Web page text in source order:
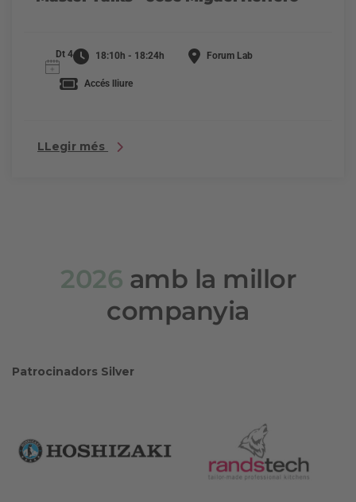
Dt 4 18:10h - 18:24h Forum Lab
Accés lliure
LLegir més
2026 amb la millor
companyia
Patrocinadors Silver